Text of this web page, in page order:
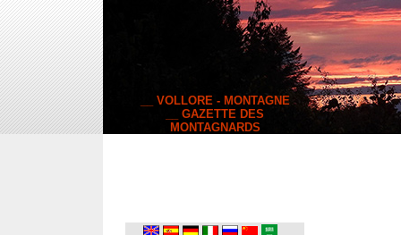
__ VOLLORE - MONTAGNE
__ GAZETTE DES
MONTAGNARDS